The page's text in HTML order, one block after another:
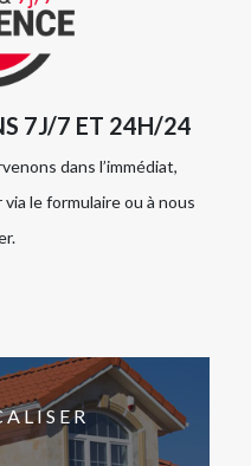
7J/7 ET 24H/24
dans l’immédiat,
le formulaire ou à nous